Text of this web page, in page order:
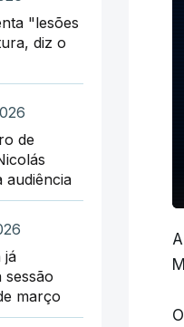
"lesões
diz o
de
audiência
já
março